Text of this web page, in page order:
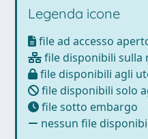
Legenda icone
file ad accesso
file disponibili sulla
file disponibili agli
file disponibili solo
file sotto embargo
nessun file